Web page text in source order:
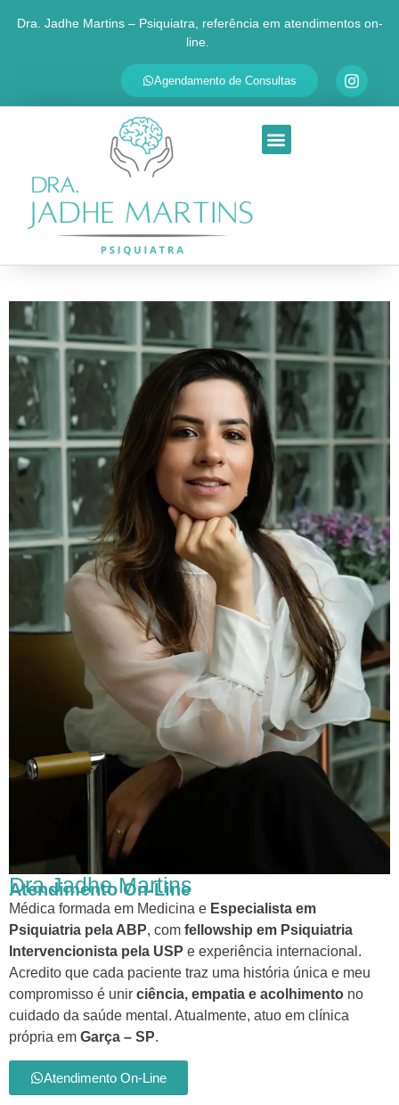
Agende sua consulta
Respondemos em até 30 minutos
QUAL É O SEU PRINCIPAL MOTIVO?
Ansiedade Depressão
Ao continuar, você será redirecionado ao WhatsApp da Dra.
Jadhe. Seus dados são usados apenas para personalizar o
atendimento.
Ir para o WhatsApp
Dra. Jadhe Martins – Psiquiatra, referência em atendimentos on-
line.
Agendamento de Consultas
Dra Jadhe Martins
Atendimento On-Line
Médica formada em Medicina e Especialista em
Psiquiatria pela ABP, com fellowship em Psiquiatria
Intervencionista pela USP e experiência internacional.
Acredito que cada paciente traz uma história única e meu
compromisso é unir ciência, empatia e acolhimento no
cuidado da saúde mental. Atualmente, atuo em clínica
própria em Garça – SP.
Atendimento On-Line